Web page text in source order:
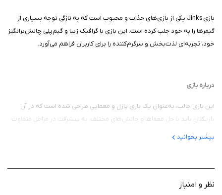
بازی Jinks یکی از بازی‌های جذاب و محبوب است که به تازگی توجه بسیاری از
گیمرها را به خود جلب کرده است. این بازی با گرافیک زیبا و گیم‌پلی چالش‌برانگیز
خود، تجربه‌ای لذت‌بخش و سرگرم‌کننده را برای کاربران فراهم می‌آورد.
درباره بازی
این بازی جالب، به‌عنوان یک بازی پازل و معمایی طراحی شده است که در آن
بازیکنان باید با حل معماها و چالش‌های مختلف، به پیشرفت در مراحل متفاوت
می‌کند.
بیشتر بخوانید
نظر و امتیاز